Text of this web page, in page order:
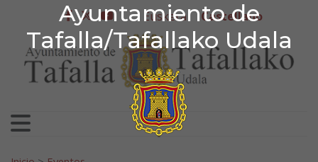
Ayuntamiento de
Tafalla/Tafallako Udala
Ir al contenido
Ayuntamiento de
facebook
twitter
youtube
Euskera Castellano
Search for: